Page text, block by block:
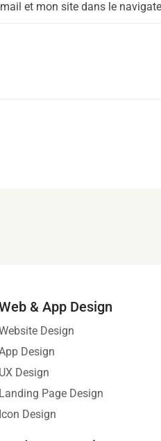
et mon site dans le
& App Design
Design
Design
UX Design
Landing Page Design
Icon Design